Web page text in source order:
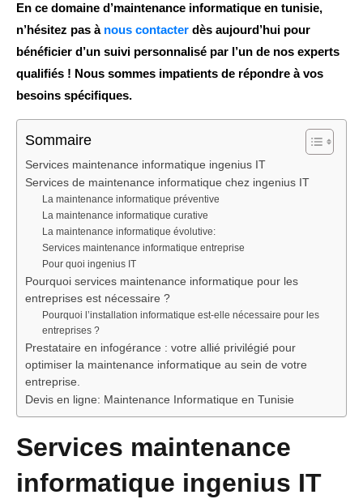
En ce domaine d’maintenance informatique en tunisie,
n’hésitez pas à nous contacter dès aujourd’hui pour
bénéficier d’un suivi personnalisé par l’un de nos experts
qualifiés ! Nous sommes impatients de répondre à vos
besoins spécifiques.
Sommaire
Services maintenance informatique ingenius IT
Services de maintenance informatique chez ingenius IT
La maintenance informatique préventive
La maintenance informatique curative
La maintenance informatique évolutive:
Services maintenance informatique entreprise
Pour quoi ingenius IT
Pourquoi services maintenance informatique pour les
entreprises est nécessaire ?
Pourquoi l’installation informatique est-elle nécessaire pour les
entreprises ?
Prestataire en infogérance : votre allié privilégié pour
optimiser la maintenance informatique au sein de votre
entreprise.
Devis en ligne: Maintenance Informatique en Tunisie
Services maintenance
informatique ingenius IT